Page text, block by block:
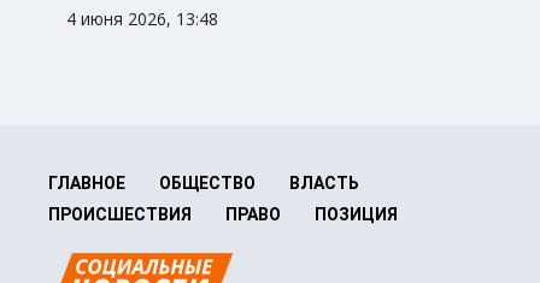
4 июня 2026, 13:48
ГЛАВНОЕ ОБЩЕСТВО
ВЛАСТЬ
ПРОИСШЕСТВИЯ
ПРАВО ПОЗИЦИЯ